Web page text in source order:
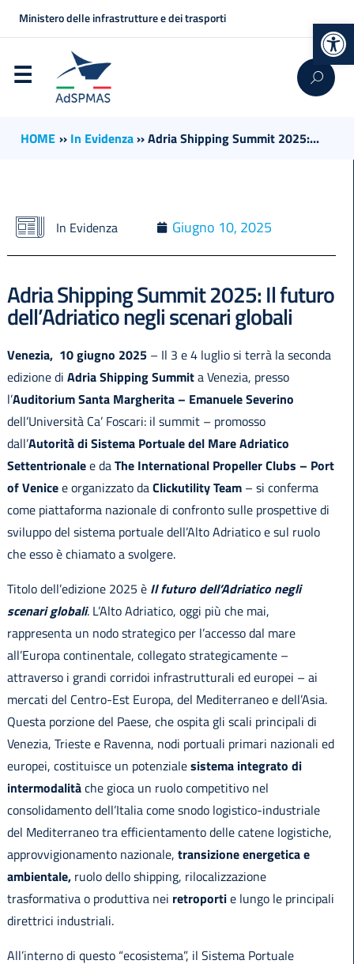
Ministero delle infrastrutture e dei trasporti
HOME ›› In Evidenza››Adria Shipping Summit 2025:...
In Evidenza Giugno 10, 2025
Adria Shipping Summit 2025: Il futuro
dell’Adriatico negli scenari globali
Venezia, 10 giugno 2025– Il 3 e 4 luglio si terrà la seconda
edizione di AdriaShipping Summita Venezia, presso
l’Auditorium Santa Margherita – Emanuele Severino
dell’Università Ca’ Foscari: il summit – promosso
dall’Autorità di Sistema Portuale del Mare Adriatico
Settentrionalee daThe International Propeller Clubs – Port
of Venicee organizzato daClickutility Team– si conferma
come piattaforma nazionale di confronto sulle prospettive di
sviluppo del sistema portuale dell’Alto Adriatico e sul ruolo
che esso è chiamato a svolgere.
Titolo dell’edizione 2025 è Il futuro dell’Adriatico negli
scenari globali. L’Alto Adriatico, oggi più che mai,
rappresenta un nodo strategico per l’accesso dal mare
all’Europa continentale, collegato strategicamente –
attraverso i grandi corridoi infrastrutturali ed europei – ai
mercati del Centro-Est Europa, del Mediterraneo e dell’Asia.
Questa porzione del Paese, che ospita gli scali principali di
Venezia, Trieste e Ravenna, nodi portuali primari nazionali ed
europei, costituisce un potenzialesistema integrato di
intermodalitàche gioca un ruolo competitivo nel
consolidamento dell’Italia come snodo logistico-industriale
del Mediterraneo tra efficientamento delle catene logistiche,
approvvigionamento nazionale, transizione energetica e
ambientale,ruolo dello shipping, rilocalizzazione
trasformativa o produttiva nei retroportie lungo le principali
direttrici industriali.
All’interno di questo “ecosistema”, il Sistema Portuale